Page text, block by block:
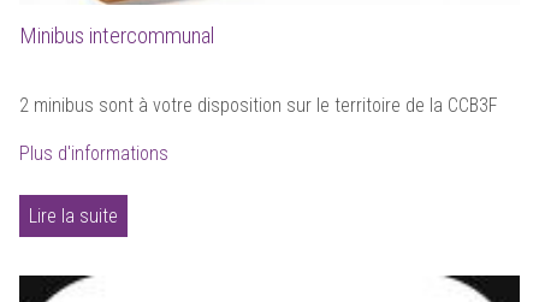
Minibus intercommunal
2 minibus sont à votre disposition sur le territoire de la CCB3F
Plus d'informations
Lire la suite